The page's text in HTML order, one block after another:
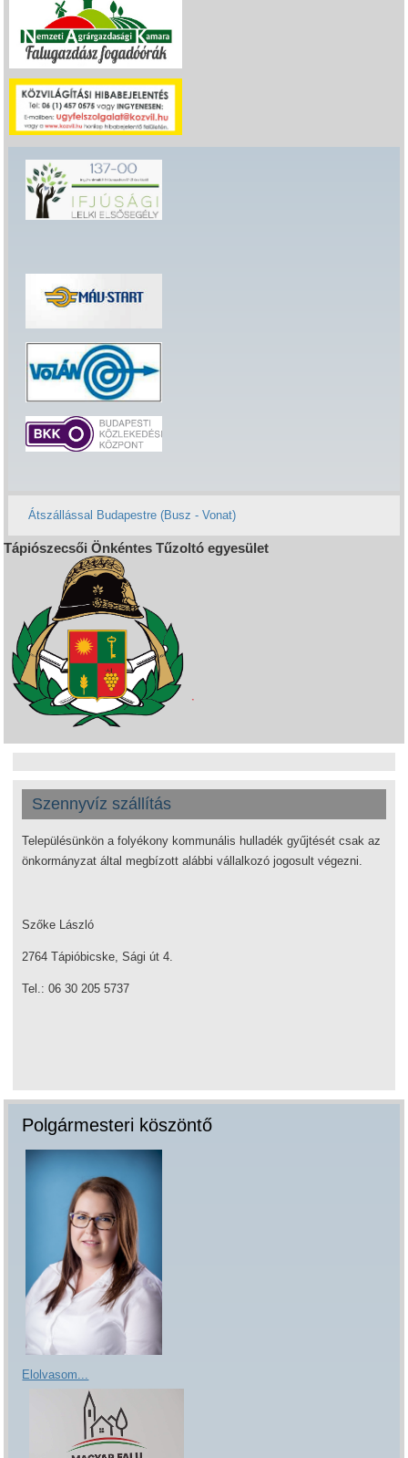
Átszállással Budapestre (Busz - Vonat)
Tápiószecsői Önkéntes Tűzoltó egyesület
Szennyvíz szállítás
Településünkön a folyékony kommunális hulladék gyűjtését csak az
önkormányzat által megbízott alábbi vállalkozó jogosult végezni.
Szőke László
2764 Tápióbicske, Sági út 4.
Tel.: 06 30 205 5737
Polgármesteri köszöntő
Elolvasom...